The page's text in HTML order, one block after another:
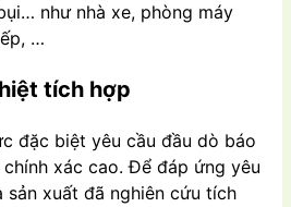
như nhà xe, phòng máy
…
tích hợp
đặc biệt yêu cầu đầu dò báo
xác cao. Để đáp ứng yêu
sản xuất đã nghiên cứu tích